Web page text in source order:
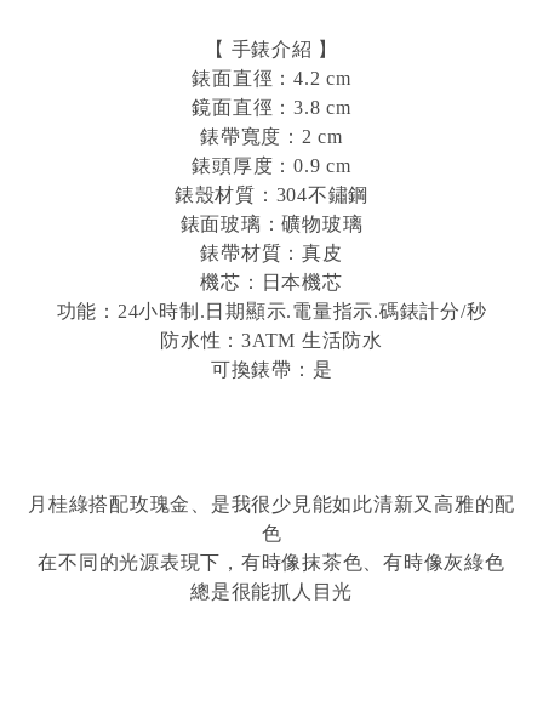
【 手錶介紹 】
錶面直徑：4.2 cm
鏡面直徑：3.8 cm
錶帶寬度：2 cm
錶頭厚度：0.9 cm
錶殼材質：304不鏽鋼
錶面玻璃：礦物玻璃
錶帶材質：真皮
機芯：日本機芯
功能：24小時制.日期顯示.電量指示.碼錶計分/秒
防水性：3ATM 生活防水
可換錶帶：是
月桂綠搭配玫瑰金、是我很少見能如此清新又高雅的配
色
在不同的光源表現下，有時像抹茶色、有時像灰綠色
總是很能抓人目光